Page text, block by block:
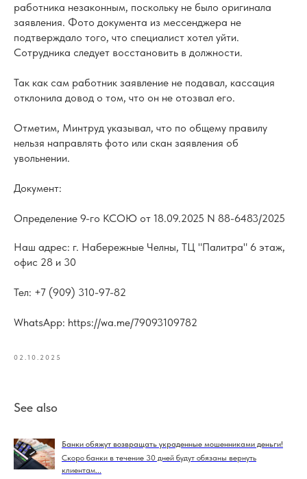
работника незаконным, поскольку не было оригинала
заявления. Фото документа из мессенджера не
подтверждало того, что специалист хотел уйти.
Сотрудника следует восстановить в должности.
Так как сам работник заявление не подавал, кассация
отклонила довод о том, что он не отозвал его.
Отметим, Минтруд указывал, что по общему правилу
нельзя направлять фото или скан заявления об
увольнении.
Документ:
Определение 9-го КСОЮ от 18.09.2025 N 88-6483/2025
Наш адрес: г. Набережные Челны, ТЦ "Палитра" 6 этаж,
офис 28 и 30
Тел: +7 (909) 310-97-82
WhatsApp: https://wa.me/79093109782
02.10.2025
See also
Банки обяжут возвращать украденные мошенниками деньги!
Скоро банки в течение 30 дней будут обязаны вернуть
клиентам...